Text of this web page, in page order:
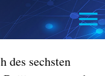
des sechsten